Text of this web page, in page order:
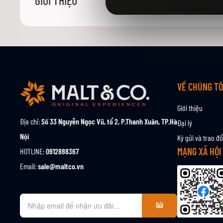
viện
ảnh
Địa chỉ:Số 33 Nguyễn Ngọc Vũ, tổ 2, P.Thanh Xuân, TP.Hà
Nội
HOTLINE:0912888367
Email:sale@maltco.vn
Đ
n
Gửi
VỀ CHÚNG
Giới thiệu
Đại lý
Ký gửi và trao
MẠNG XÃ HỘI